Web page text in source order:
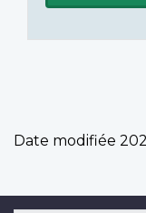
Date modifiée